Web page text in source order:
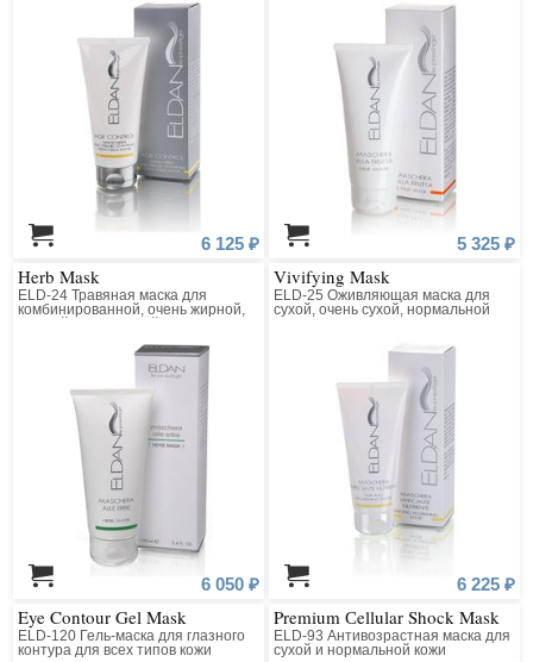
6 125 ₽ 5 325 ₽
Herb Mask
ELD-24 Травяная маска для
комбинированной, очень жирной,
6 050 ₽
Vivifying Mask
ELD-25 Оживляющая маска для
сухой, очень сухой, нормальной
6 225 ₽
Eye Contour Gel Mask
ELD-120 Гель-маска для глазного
контура для всех типов кожи
Premium Сellular Shock Mask
ELD-93 Антивозрастная маска для
сухой и нормальной кожи